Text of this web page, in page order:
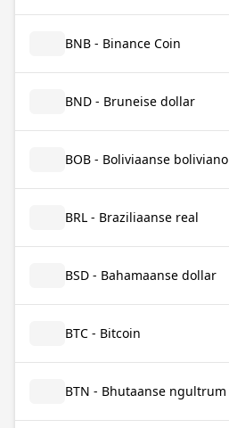
BNB - Binance Coin
BND - Bruneise dollar
BOB - Boliviaanse boliviano
BRL - Braziliaanse real
BSD - Bahamaanse dollar
BTC - Bitcoin
BTN - Bhutaanse ngultrum